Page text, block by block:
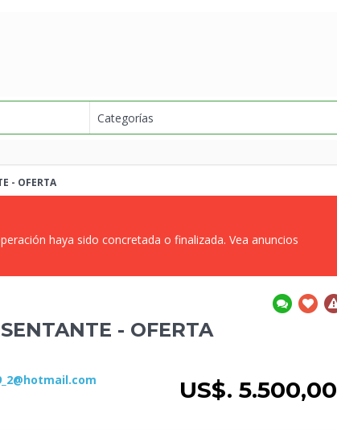
- OFERTA
haya sido concretada o finalizada. Vea anuncios
- OFERTA
US$. 5.500,00